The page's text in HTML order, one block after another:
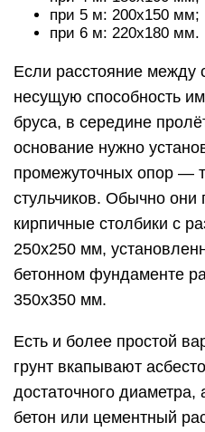
не является
принимать на 10–20 мм
Шаг между лагами
Зная шаг установки лаг,
рассчитать количество
изготовления и объём
столбиков.
Шаг будет зависеть от
покрытия. Следует
при толщине доски
составляет 300 мм;
при 24 мм: 400 мм;
при 30 мм: 500 мм;
при 35 мм: 600 мм;